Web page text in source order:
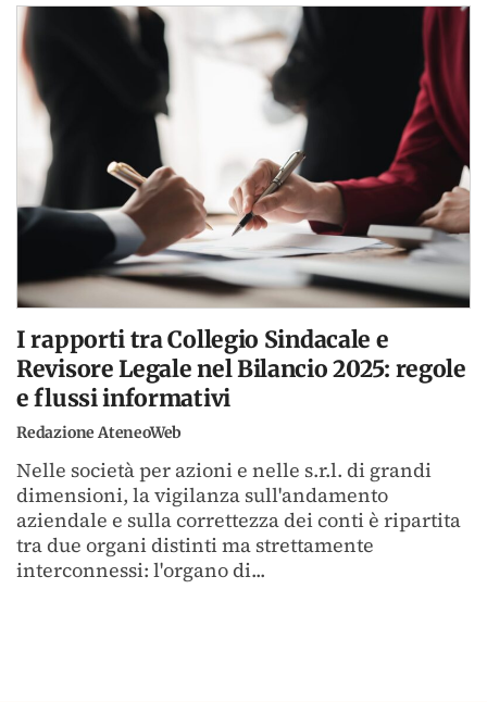
I rapporti tra Collegio Sindacale e
Revisore Legale nel Bilancio 2025: regole
e flussi informativi
Redazione AteneoWeb
Nelle società per azioni e nelle s.r.l. di grandi
dimensioni, la vigilanza sull'andamento
aziendale e sulla correttezza dei conti è ripartita
tra due organi distinti ma strettamente
interconnessi: l'organo di...